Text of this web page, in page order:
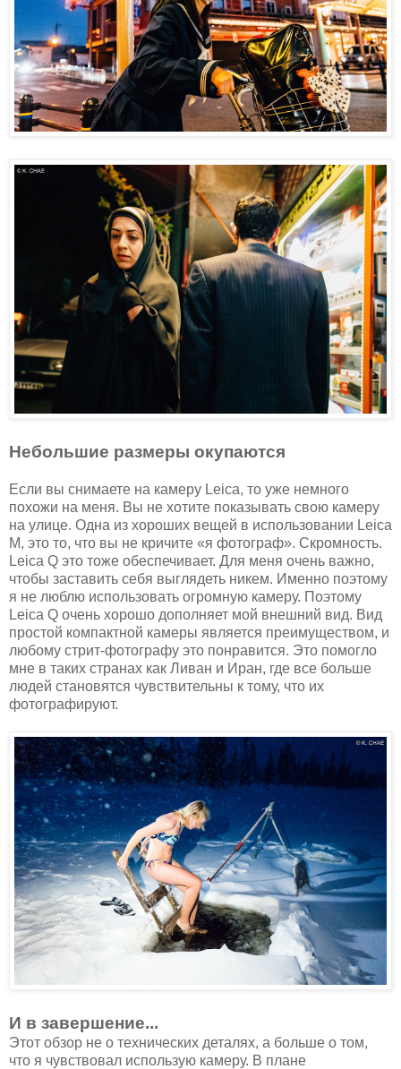
Небольшие размеры окупаются
Если вы снимаете на камеру Leica, то уже немного
похожи на меня. Вы не хотите показывать свою камеру
на улице. Одна из хороших вещей в использовании Leica
M, это то, что вы не кричите «я фотограф». Скромность.
Leica Q это тоже обеспечивает. Для меня очень важно,
чтобы заставить себя выглядеть никем. Именно поэтому
я не люблю использовать огромную камеру. Поэтому
Leica Q очень хорошо дополняет мой внешний вид. Вид
простой компактной камеры является преимуществом, и
любому стрит-фотографу это понравится. Это помогло
мне в таких странах как Ливан и Иран, где все больше
людей становятся чувствительны к тому, что их
фотографируют.
И в завершение...
Этот обзор не о технических деталях, а больше о том,
что я чувствовал использую камеру. В плане